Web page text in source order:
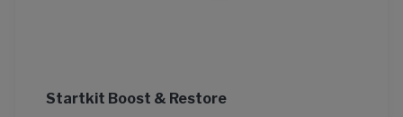
Startkit Boost & Restore